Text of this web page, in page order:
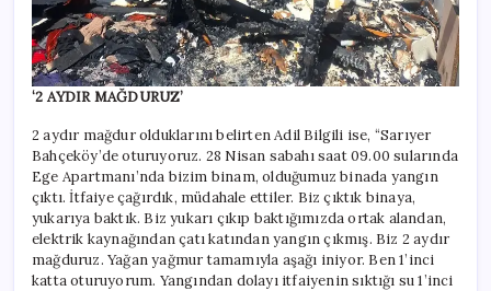
‘2 AYDIR MAĞDURUZ’
2 aydır mağdur olduklarını belirten Adil Bilgili ise, “Sarıyer
Bahçeköy’de oturuyoruz. 28 Nisan sabahı saat 09.00 sularında
Ege Apartmanı’nda bizim binam, olduğumuz binada yangın
çıktı. İtfaiye çağırdık, müdahale ettiler. Biz çıktık binaya,
yukarıya baktık. Biz yukarı çıkıp baktığımızda ortak alandan,
elektrik kaynağından çatı katından yangın çıkmış. Biz 2 aydır
mağduruz. Yağan yağmur tamamıyla aşağı iniyor. Ben 1’inci
katta oturuyorum. Yangından dolayı itfaiyenin sıktığı su 1’inci